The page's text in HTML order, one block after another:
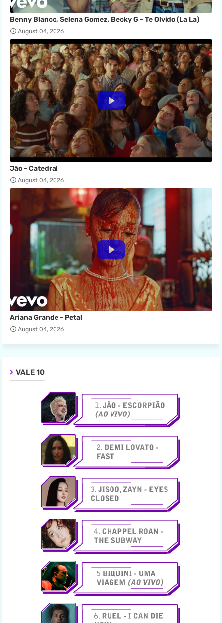
Benny Blanco, Selena Gomez, Becky G - Te Olvido (La La)
August 04, 2026
Jão - Catedral
August 04, 2026
Ariana Grande - Petal
August 04, 2026
VALE 10